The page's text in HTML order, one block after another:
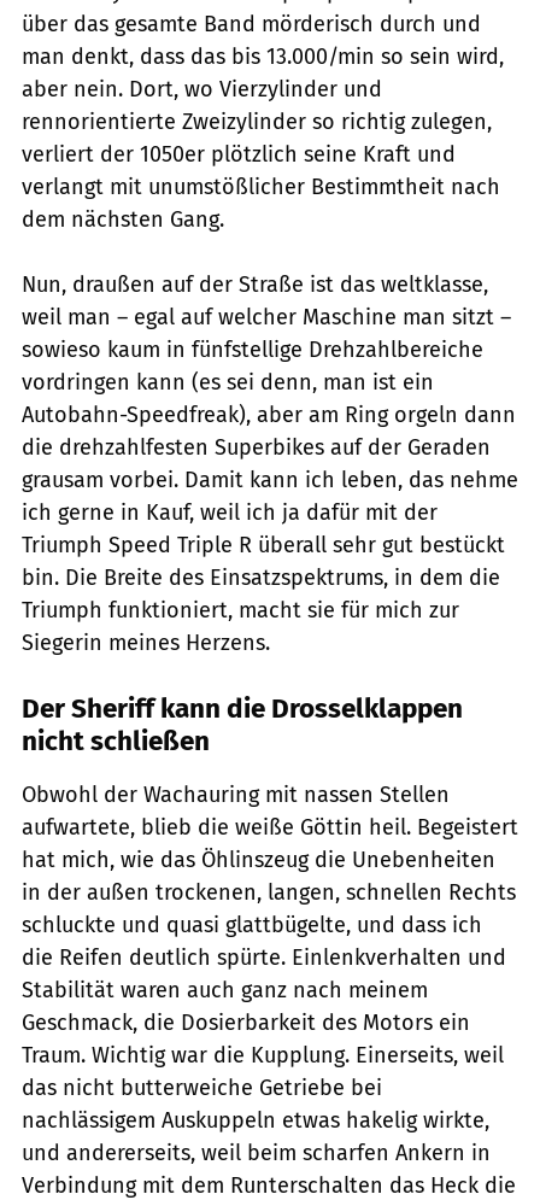
über das gesamte Band mörderisch durch und
man denkt, dass das bis 13.000/min so sein wird,
aber nein. Dort, wo Vierzylinder und
rennorientierte Zweizylinder so richtig zulegen,
verliert der 1050er plötzlich seine Kraft und
verlangt mit unumstößlicher Bestimmtheit nach
dem nächsten Gang.
Nun, draußen auf der Straße ist das weltklasse,
weil man – egal auf welcher Maschine man sitzt –
sowieso kaum in fünfstellige Drehzahlbereiche
vordringen kann (es sei denn, man ist ein
Autobahn-Speedfreak), aber am Ring orgeln dann
die drehzahlfesten Superbikes auf der Geraden
grausam vorbei. Damit kann ich leben, das nehme
ich gerne in Kauf, weil ich ja dafür mit der
Triumph Speed Triple R überall sehr gut bestückt
bin. Die Breite des Einsatzspektrums, in dem die
Triumph funktioniert, macht sie für mich zur
Siegerin meines Herzens.
Der Sheriff kann die Drosselklappen
nicht schließen
Obwohl der Wachauring mit nassen Stellen
aufwartete, blieb die weiße Göttin heil. Begeistert
hat mich, wie das Öhlinszeug die Unebenheiten
in der außen trockenen, langen, schnellen Rechts
schluckte und quasi glattbügelte, und dass ich
die Reifen deutlich spürte. Einlenkverhalten und
Stabilität waren auch ganz nach meinem
Geschmack, die Dosierbarkeit des Motors ein
Traum. Wichtig war die Kupplung. Einerseits, weil
das nicht butterweiche Getriebe bei
nachlässigem Auskuppeln etwas hakelig wirkte,
und andererseits, weil beim scharfen Ankern in
Verbindung mit dem Runterschalten das Heck die